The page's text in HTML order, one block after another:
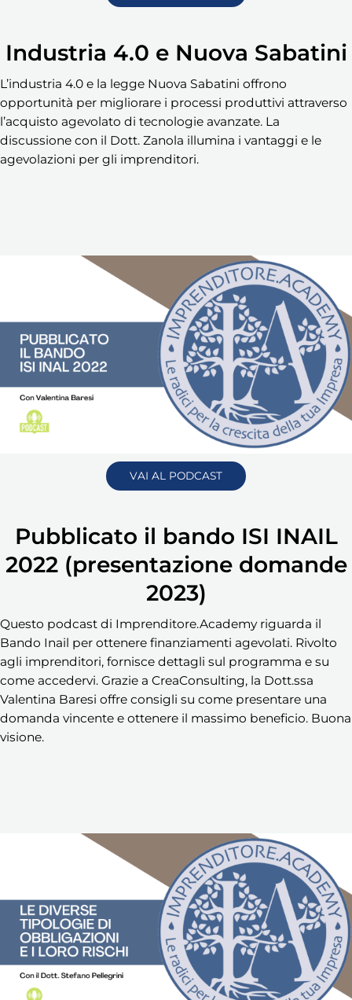
Industria 4.0 e Nuova Sabatini
L’industria 4.0 e la legge Nuova Sabatini offrono
opportunità per migliorare i processi produttivi attraverso
l’acquisto agevolato di tecnologie avanzate. La
discussione con il Dott. Zanola illumina i vantaggi e le
agevolazioni per gli imprenditori.
VAI AL PODCAST
Pubblicato il bando ISI INAIL
2022 (presentazione domande
2023)
Questo podcast di Imprenditore.Academy riguarda il
Bando Inail per ottenere finanziamenti agevolati. Rivolto
agli imprenditori, fornisce dettagli sul programma e su
come accedervi. Grazie a CreaConsulting, la Dott.ssa
Valentina Baresi offre consigli su come presentare una
domanda vincente e ottenere il massimo beneficio. Buona
visione.